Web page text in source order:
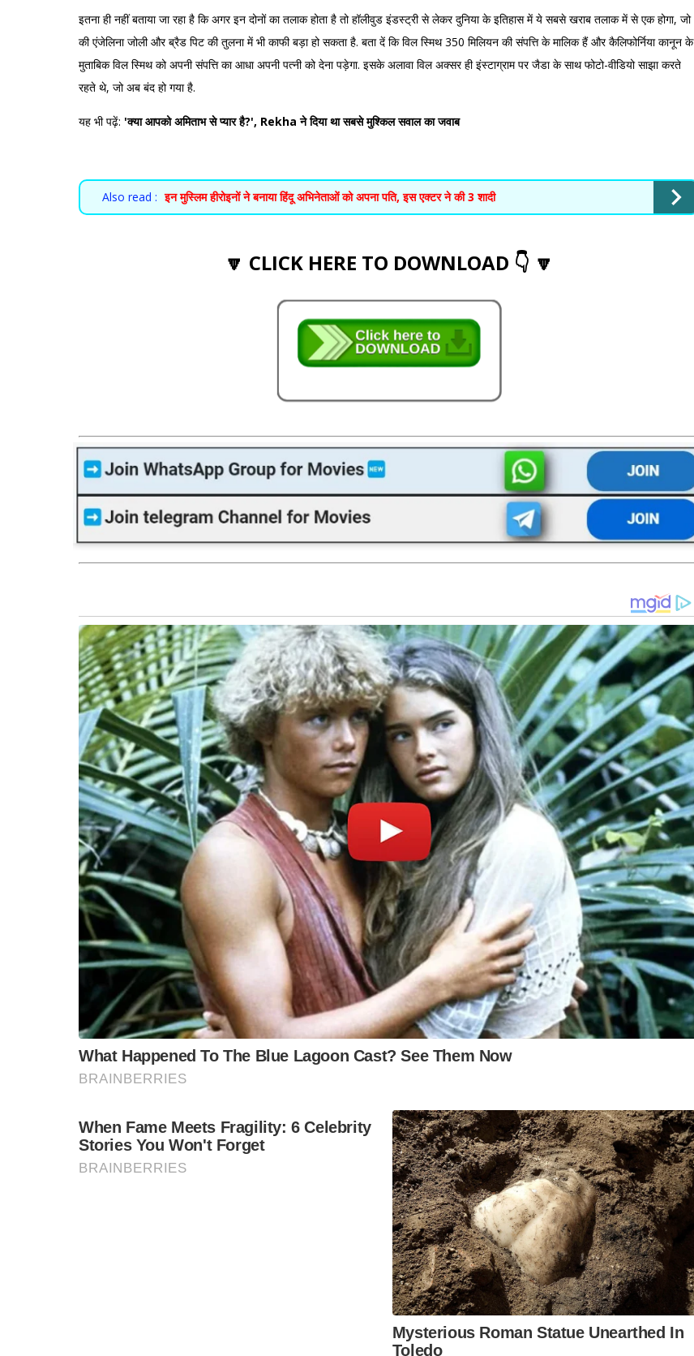
इतना ही नहीं बताया जा रहा है कि अगर इन दोनों का तलाक होता है तो हॉलीवुड इंडस्ट्री से लेकर दुनिया के इतिहास में ये सबसे खराब तलाक में से एक होगा, जो
की एंजेलिना जोली और ब्रैड पिट की तुलना में भी काफी बड़ा हो सकता है. बता दें कि विल स्मिथ 350 मिलियन की संपत्ति के मालिक हैं और कैलिफोर्निया कानून के
मुताबिक विल स्मिथ को अपनी संपत्ति का आधा अपनी पत्नी को देना पड़ेगा. इसके अलावा विल अक्सर ही इंस्टाग्राम पर जैडा के साथ फोटो-वीडियो साझा करते
रहते थे, जो अब बंद हो गया है.
यह भी पढ़ें: 'क्या आपको अमिताभ से प्यार है?', Rekha ने दिया था सबसे मुश्किल सवाल का जवाब
Also read : इन मुस्लिम हीरोइनों ने बनाया हिंदू अभिनेताओं को अपना पति, इस एक्टर ने की 3 शादी
🔽 CLICK HERE TO DOWNLOAD 👇 🔽